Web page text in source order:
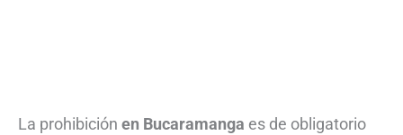
La prohibición en Bucaramanga es de obligatorio